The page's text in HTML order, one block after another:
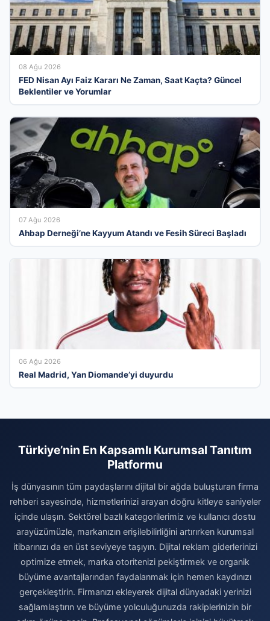
08 Ağu 2026
FED Nisan Ayı Faiz Kararı Ne Zaman, Saat Kaçta? Güncel
Beklentiler ve Yorumlar
07 Ağu 2026
Ahbap Derneği’ne Kayyum Atandı ve Fesih Süreci Başladı
06 Ağu 2026
Real Madrid, Yan Diomande’yi duyurdu
Türkiye’nin En Kapsamlı Kurumsal Tanıtım
Platformu
İş dünyasının tüm paydaşlarını dijital bir ağda buluşturan firma
rehberi sayesinde, hizmetlerinizi arayan doğru kitleye saniyeler
içinde ulaşın. Sektörel bazlı kategorilerimiz ve kullanıcı dostu
arayüzümüzle, markanızın erişilebilirliğini artırırken kurumsal
itibarınızı da en üst seviyeye taşıyın. Dijital reklam giderlerinizi
optimize etmek, marka otoritenizi pekiştirmek ve organik
büyüme avantajlarından faydalanmak için hemen kaydınızı
gerçekleştirin. Firmanızı ekleyerek dijital dünyadaki yerinizi
sağlamlaştırın ve büyüme yolculuğunuzda rakiplerinizin bir